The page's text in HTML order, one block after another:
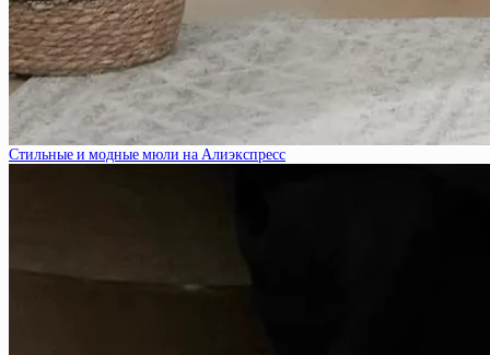
Стильные и модные мюли на Алиэкспресс